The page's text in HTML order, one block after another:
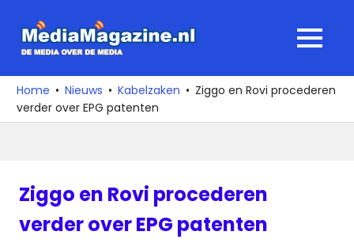
naar
media
over
de
MENU
Home Nieuws Kabelzaken
Ziggo en Rovi procederen
verder over EPG patenten
Ziggo en Rovi procederen
verder over EPG patenten